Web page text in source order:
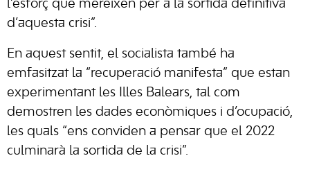
l’esforç que mereixen per a la sortida definitiva
d’aquesta crisi”.
En aquest sentit, el socialista també ha
emfasitzat la “recuperació manifesta” que estan
experimentant les Illes Balears, tal com
demostren les dades econòmiques i d’ocupació,
les quals “ens conviden a pensar que el 2022
culminarà la sortida de la crisi”.